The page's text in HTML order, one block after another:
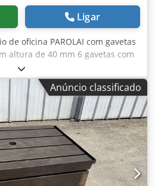
Ligar
de oficina PAROLAI com gavetas
altura de 40 mm 6 gavetas com
com altura de 150 mm 1 gaveta
(C x L x A): 910 x 720 x
kg Dcodjzmxttspfx Ahrsk
Anúncio classificado